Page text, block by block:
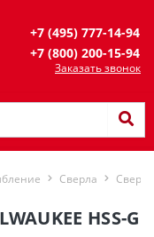
+7 (495) 777-14-94
+7 (800) 200-15-94
Заказать звонок
Сверла
HSS-G